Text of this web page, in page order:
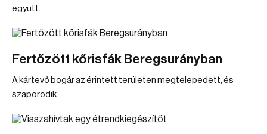
együtt.
Fertőzött kőrisfák Beregsurányban
A kártevő bogár az érintett területen megtelepedett, és
szaporodik.